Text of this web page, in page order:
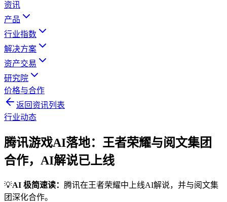
资讯
产品
行业指数
解决方案
资产交易
研究院
价格与合作
返回资讯列表
行业动态
腾讯游戏AI落地：王者荣耀与阅文集团
合作，AI解说已上线
💡AI 极简速读： 腾讯在王者荣耀中上线AI解说，并与阅文集
团深化合作。